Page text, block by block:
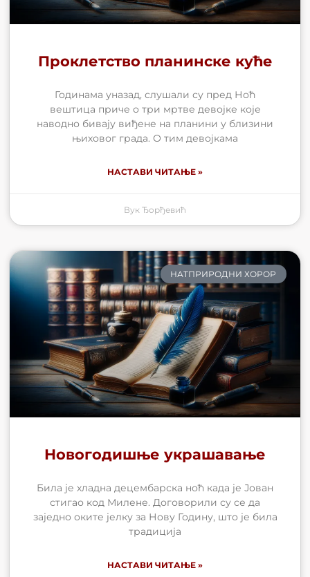
Проклетство планинске куће
Годинама уназад, слушали су пред Ноћ
вештица приче о три мртве девојке које
наводно бивају виђене на планини у близини
њиховог града. О тим девојкама
НАСТАВИ ЧИТАЊЕ »
Вук Ђорђевић
НАТПРИРОДНИ ХОРОР
Новогодишње украшавање
Била је хладна децембарска ноћ када је Јован
стигао код Милене. Договорили су се да
заједно оките јелку за Нову Годину, што је била
традиција
НАСТАВИ ЧИТАЊЕ »